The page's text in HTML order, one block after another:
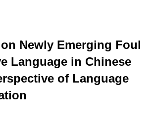
Newly Emerging Foul
Language in Chinese
of Language